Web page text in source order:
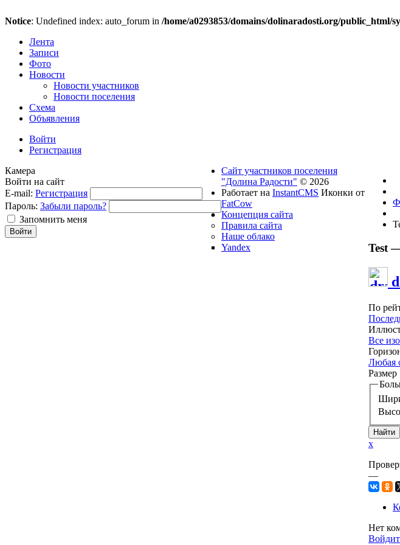
Notice: Undefined index: auto_forum in /home/a0293853/domains/dolinaradosti.org/public_html/
Лента
Записи
Фото
Новости
Новости участников
Новости поселения
Схема
Объявления
Войти
Регистрация
Test
По
Все
Любая
Размер
x
—
Нет
Камера
Войти на сайт
E-mail: Регистрация
Пароль: Забыли пароль?
Запомнить меня
Сайт участников поселения
"Долина Радости" © 2026
Работает на InstantCMS Иконки от
FatCow
Концепция сайта
Правила сайта
Наше облако
Yandex